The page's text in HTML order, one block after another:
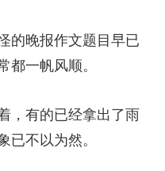
的晚报作文题目早已
都一帆风顺。
，有的已经拿出了雨
已不以为然。